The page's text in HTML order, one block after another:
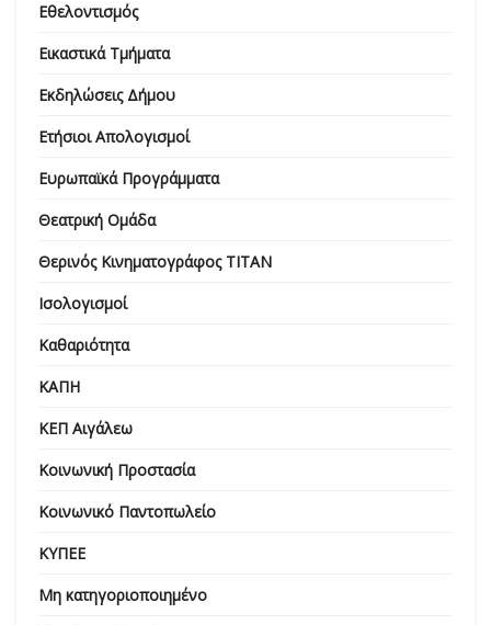
Εθελοντισμός
Εικαστικά Τμήματα
Εκδηλώσεις Δήμου
Ετήσιοι Απολογισμοί
Ευρωπαϊκά Προγράμματα
Θεατρική Ομάδα
Θερινός Κινηματογράφος ΤΙΤΑΝ
Ισολογισμοί
Καθαριότητα
ΚΑΠΗ
ΚΕΠ Αιγάλεω
Κοινωνική Προστασία
Κοινωνικό Παντοπωλείο
ΚΥΠΕΕ
Μη κατηγοριοποιημένο